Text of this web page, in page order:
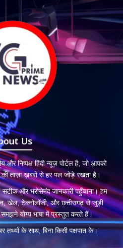
Us
निष्पक्ष हिंदी न्यूज़ पोर्टल है, जो आपको
ताज़ा ख़बरों से हर पल जोड़े रखता है।
और भरोसेमंद जानकारी पहुँचाना। हम
खेल, टेक्नोलॉजी, और छत्तीसगढ़ से जुड़ी
योग्य भाषा में प्रस्तुत करते हैं।
तथ्यों के साथ, बिना किसी पक्षपात के।